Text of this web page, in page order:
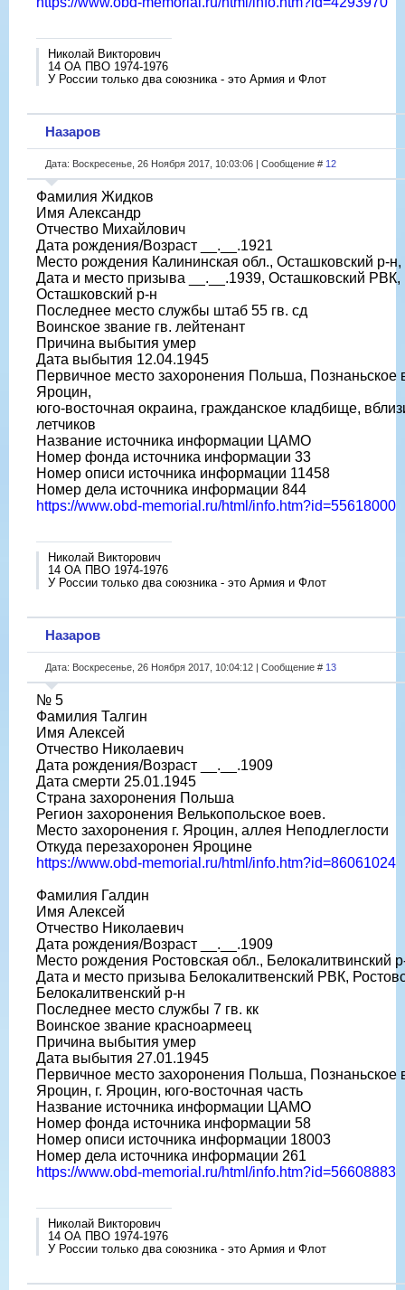
Николай Викторович
14 ОА ПВО 1974-1976
У России только два союзника - это Армия и Флот
Назаров
Дата: Воскресенье, 26 Ноября 2017, 10:03:06 | Сообщение # 12
Фамилия Жидков
Имя Александр
Отчество Михайлович
Дата рождения/Возраст __.__.1921
Место рождения Калининская обл., Осташковский р-
Дата и место призыва __.__.1939, Осташковский РВК,
Осташковский р-н
Последнее место службы штаб 55 гв. сд
Воинское звание гв. лейтенант
Причина выбытия умер
Дата выбытия 12.04.1945
Первичное место захоронения Польша, Познаньское
Яроцин,
юго-восточная окраина, гражданское кладбище,
летчиков
Название источника информации ЦАМО
Номер фонда источника информации 33
Номер описи источника информации 11458
Номер дела источника информации 844
https://www.obd-memorial.ru/html/info.htm?id=55618000
Николай Викторович
14 ОА ПВО 1974-1976
У России только два союзника - это Армия и Флот
Назаров
Дата: Воскресенье, 26 Ноября 2017, 10:04:12 | Сообщение # 13
№ 5
Фамилия Талгин
Имя Алексей
Отчество Николаевич
Дата рождения/Возраст __.__.1909
Дата смерти 25.01.1945
Страна захоронения Польша
Регион захоронения Велькопольское воев.
Место захоронения г. Яроцин, аллея Неподлеглости
Откуда перезахоронен Яроцине
https://www.obd-memorial.ru/html/info.htm?id=86061024
Фамилия Галдин
Имя Алексей
Отчество Николаевич
Дата рождения/Возраст __.__.1909
Место рождения Ростовская обл., Белокалитвинский
Дата и место призыва Белокалитвенский РВК,
Белокалитвенский р-н
Последнее место службы 7 гв. кк
Воинское звание красноармеец
Причина выбытия умер
Дата выбытия 27.01.1945
Первичное место захоронения Польша, Познаньское
Яроцин, г. Яроцин, юго-восточная часть
Название источника информации ЦАМО
Номер фонда источника информации 58
Номер описи источника информации 18003
Номер дела источника информации 261
https://www.obd-memorial.ru/html/info.htm?id=56608883
Николай Викторович
14 ОА ПВО 1974-1976
У России только два союзника - это Армия и Флот